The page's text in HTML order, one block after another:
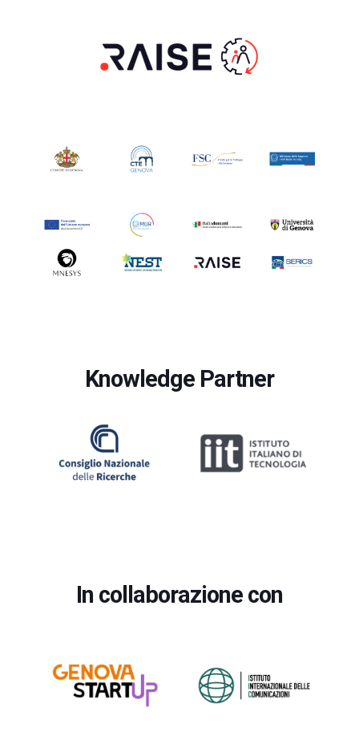
Knowledge Partner
In collaborazione con